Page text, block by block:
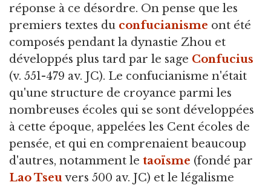
réponse à ce désordre. On pense que les
premiers textes du confucianisme ont été
composés pendant la dynastie Zhou et
développés plus tard par le sage Confucius
(v. 551-479 av. JC). Le confucianisme n'était
qu'une structure de croyance parmi les
nombreuses écoles qui se sont développées
à cette époque, appelées les Cent écoles de
pensée, et qui en comprenaient beaucoup
d'autres, notamment le taoïsme (fondé par
Lao Tseuvers 500 av. JC) et le légalisme